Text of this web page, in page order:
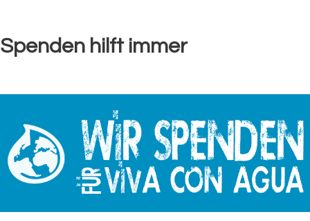
Spenden hilft immer